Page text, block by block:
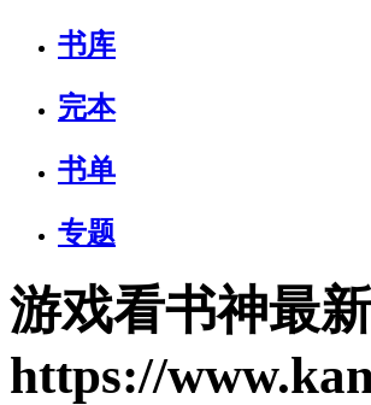
书库
完本
书单
专题
游戏看书神最
https://